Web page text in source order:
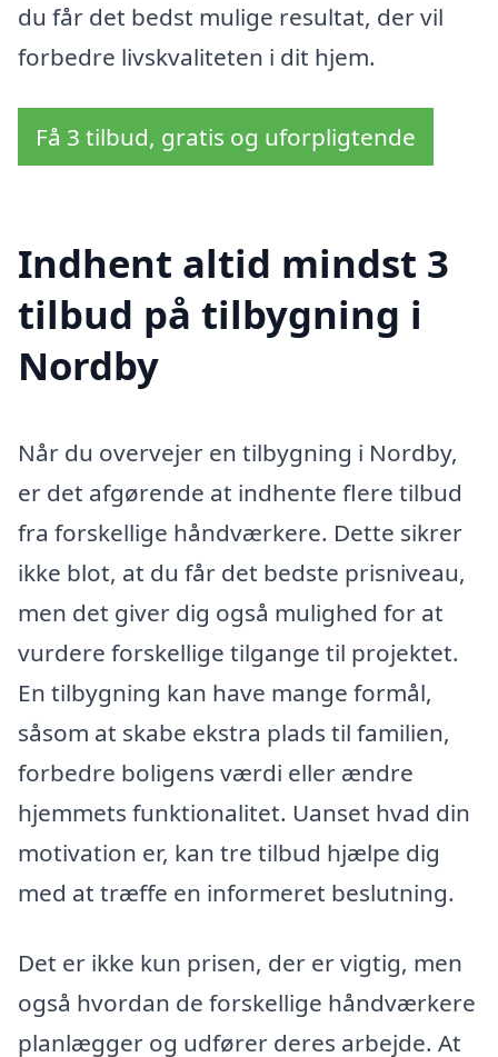
du får det bedst mulige resultat, der vil
forbedre livskvaliteten i dit hjem.
Få 3 tilbud, gratis og uforpligtende
Indhent altid mindst 3
tilbud på tilbygning i
Nordby
Når du overvejer en tilbygning i Nordby,
er det afgørende at indhente flere tilbud
fra forskellige håndværkere. Dette sikrer
ikke blot, at du får det bedste prisniveau,
men det giver dig også mulighed for at
vurdere forskellige tilgange til projektet.
En tilbygning kan have mange formål,
såsom at skabe ekstra plads til familien,
forbedre boligens værdi eller ændre
hjemmets funktionalitet. Uanset hvad din
motivation er, kan tre tilbud hjælpe dig
med at træffe en informeret beslutning.
Det er ikke kun prisen, der er vigtig, men
også hvordan de forskellige håndværkere
planlægger og udfører deres arbejde. At